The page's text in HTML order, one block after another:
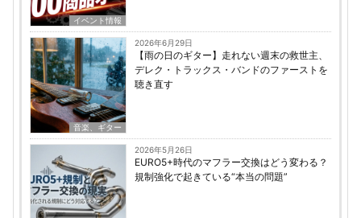
イベント情報
音楽、ギター
2026年6月29日
【雨の日のギター】走れない週末の救世主、
デレク・トラックス・バンドのファーストを
聴き直す
2026年5月26日
EURO5+時代のマフラー交換はどう変わる？
規制強化で起きている“本当の問題”